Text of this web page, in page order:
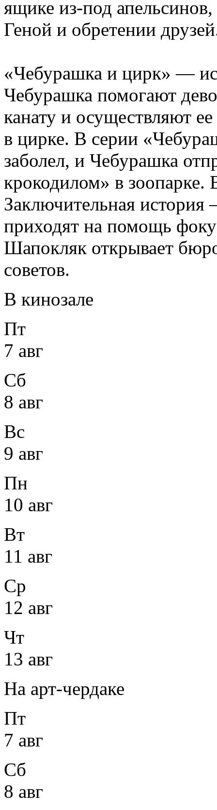
ящике из-под
Геной и обретении
«Чебурашка и цирк» —
Чебурашка помогают
канату и осуществляют
в цирке. В серии
заболел, и Чебурашка
крокодилом» в зоопарке.
Заключительная
приходят на помощь
Шапокляк открывает
советов.
В кинозале
Пт
7 авг
Сб
8 авг
Вс
9 авг
Пн
10 авг
Вт
11 авг
Ср
12 авг
Чт
13 авг
На арт-чердаке
Пт
7 авг
Сб
8 авг